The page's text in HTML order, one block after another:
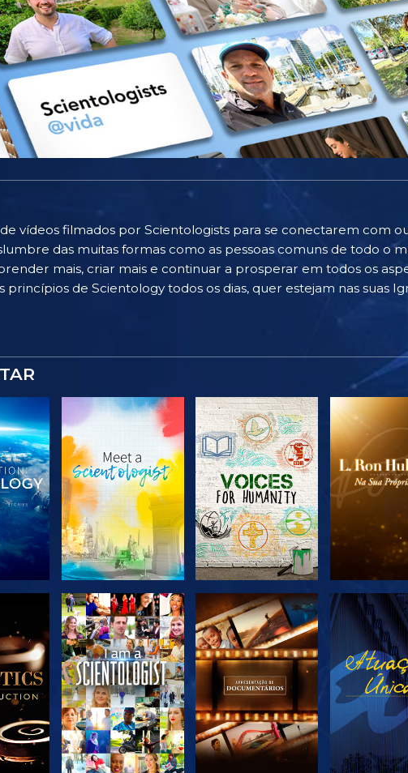
vídeos filmados por Scientologists para se conectarem com
das muitas formas como as pessoas comuns de todo o
mais, criar mais e continuar a prosperar em todos os
de Scientology todos os dias, quer estejam nas suas
A
EXPLORAR A
SÉRIE
EXPLORAR A
SÉRIE
SÉRIE